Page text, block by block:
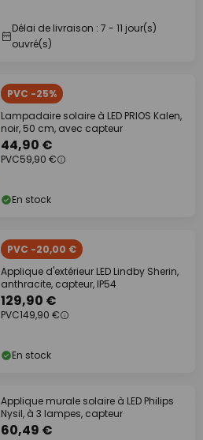
Délai de livraison : 7 - 11 jour(s)
ouvré(s)
PVC -25%
Lampadaire solaire à LED PRIOS Kalen,
noir, 50 cm, avec capteur
44,90 €
PVC59,90 €
En stock
PVC -20,00 €
Applique d'extérieur LED Lindby Sherin,
anthracite, capteur, IP54
129,90 €
PVC149,90 €
En stock
Applique murale solaire à LED Philips
Nysil, à 3 lampes, capteur
60,49 €